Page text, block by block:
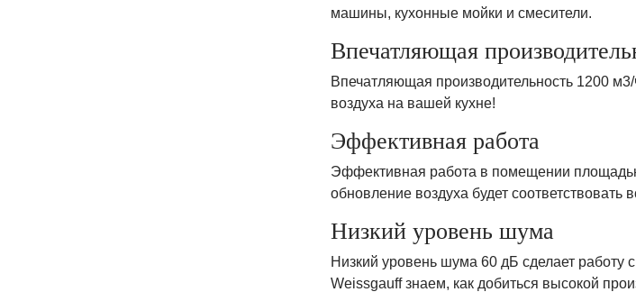
машины, кухонные мойки и смесители.
Впечатляющая
Впечатляющая производительность 1200
воздуха на вашей кухне!
Эффективная работа
Эффективная работа в помещении площадью
обновление воздуха будет
Низкий уровень шума
Низкий уровень шума 60 дБ сделает
Weissgauff знаем, как добиться высокой